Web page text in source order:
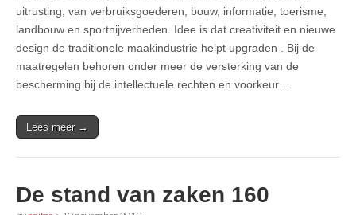
uitrusting, van verbruiksgoederen, bouw, informatie, toerisme,
landbouw en sportnijverheden. Idee is dat creativiteit en nieuwe
design de traditionele maakindustrie helpt upgraden . Bij de
maatregelen behoren onder meer de versterking van de
bescherming bij de intellectuele rechten en voorkeur…
Lees meer →
De stand van zaken 160